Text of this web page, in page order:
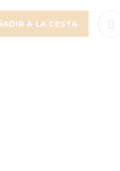
A LA CESTA